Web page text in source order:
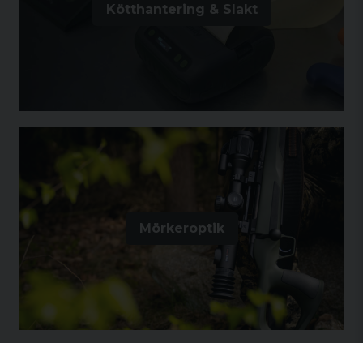
Kötthantering & Slakt
Mörkeroptik